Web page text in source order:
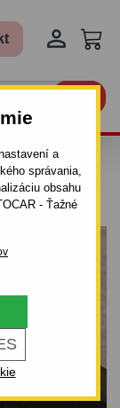
a
správania,
obsahu
- Ťažné

- 4DV.
1998 DO